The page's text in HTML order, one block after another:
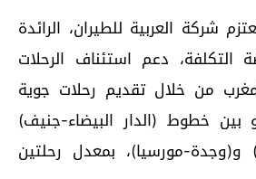
شركة العربية للطيران، الرائدة
التكلفة، دعم استئناف الرحلات
من خلال تقديم رحلات جوية
من 15 يونيو بين خطوط (الدار البيضاء-جنيف)
و(وجدة-مورسيا)، بمعدل رحلتين